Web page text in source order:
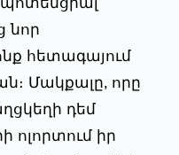
պոտենցիալ
նոր
հետագայում
Մակքալը, որը
դեմ
ոլորտում իր